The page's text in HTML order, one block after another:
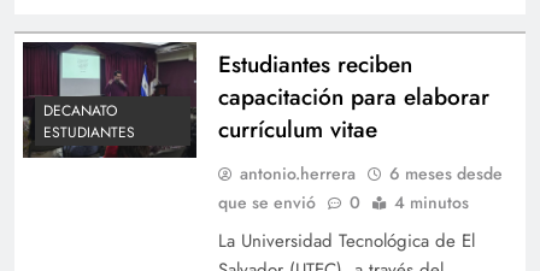
DECANATO
ESTUDIANTES
Estudiantes reciben
capacitación para elaborar
currículum vitae
antonio.herrera
6 meses desde
que se envió
0 4 minutos
La Universidad Tecnológica de El